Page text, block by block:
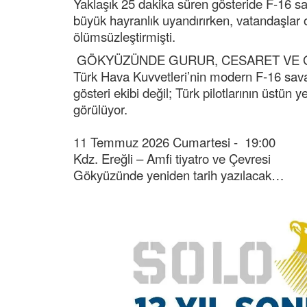
büyük hayranlık uyandırırken,
ölümsüzleştirmişti.
GÖKYÜZÜNDE GURUR, CESARET VE
Türk Hava Kuvvetleri’nin modern F-16
gösteri ekibi değil; Türk pilotlarının üstün
görülüyor.
11 Temmuz 2026 Cumartesi - 19:00
Kdz. Ereğli – Amfi tiyatro ve Çevresi
Gökyüzünde yeniden tarih yazılacak…